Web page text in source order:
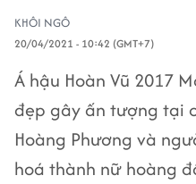
KHÔI NGÔ
20/04/2021 - 10:42 (GMT+7)
Á hậu Hoàn Vũ 2017
đẹp gây ấn tượng tại
Hoàng Phương và
hoá thành nữ hoàng